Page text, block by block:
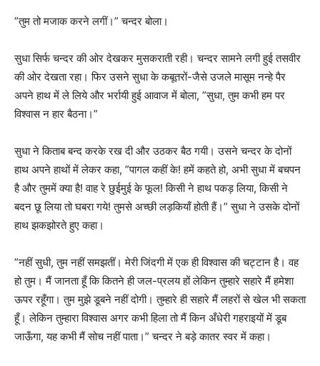
”तुम तो मजाक करने लगीं।” चन्दर बोला।
सुधा सिर्फ चन्दर की ओर देखकर मुसकराती रही। चन्दर सामने लगी हुई तसवीर
की ओर देखता रहा। फिर उसने सुधा के कबूतरों-जैसे उजले मासूम नन्हे पैर
अपने हाथ में ले लिये और भर्रायी हुई आवाज में बोला, ”सुधा, तुम कभी हम पर
विश्वास न हार बैठना।”
सुधा ने किताब बन्द करके रख दी और उठकर बैठ गयी। उसने चन्दर के दोनों
हाथ अपने हाथों में लेकर कहा, ”पागल कहीं के! हमें कहते हो, अभी सुधा में बचपन
है और तुममें क्या है! वाह रे छुईमुई के फूल! किसी ने हाथ पकड़ लिया, किसी ने
बदन छू लिया तो घबरा गये! तुमसे अच्छी लड़कियाँ होती हैं।” सुधा ने उसके दोनों
हाथ झकझोरते हुए कहा।
”नहीं सुधी, तुम नहीं समझतीं। मेरी जिंदगी में एक ही विश्वास की चट्टान है। वह
हो तुम। मैं जानता हूँ कि कितने ही जल-प्रलय हों लेकिन तुम्हारे सहारे मैं हमेशा
ऊपर रहूँगा। तुम मुझे डूबने नहीं दोगी। तुम्हारे ही सहारे मैं लहरों से खेल भी सकता
हूँ। लेकिन तुम्हारा विश्वास अगर कभी हिला तो मैं किन अँधेरी गहराइयों में डूब
जाऊँगा, यह कभी मैं सोच नहीं पाता।” चन्दर ने बड़े कातर स्वर में कहा।